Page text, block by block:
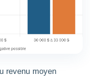
revenu moyen